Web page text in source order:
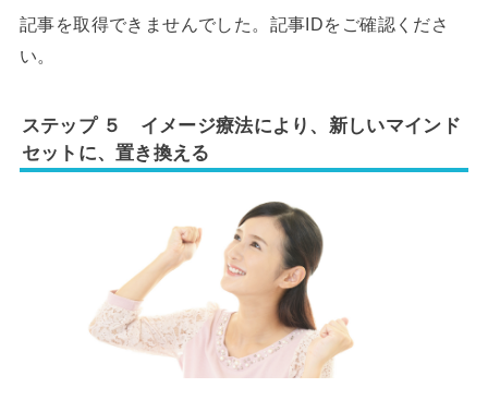
記事を取得できませんでした。記事IDをご確認くださ
い。
ステップ ５ イメージ療法により、新しいマインド
セットに、置き換える